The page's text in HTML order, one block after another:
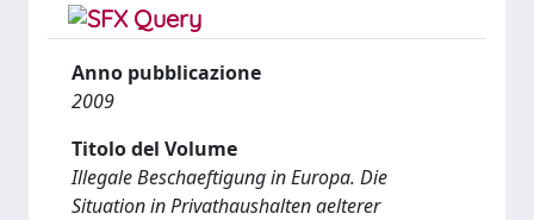
Anno pubblicazione
2009
Titolo del Volume
Illegale Beschaeftigung in Europa. Die
Situation in Privathaushalten aelterer